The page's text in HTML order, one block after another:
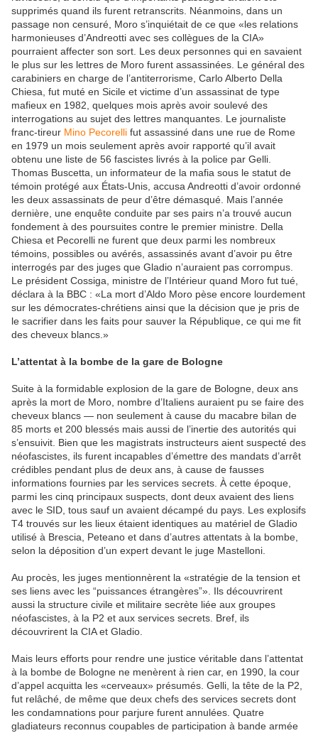
supprimés quand ils furent retranscrits. Néanmoins, dans un
passage non censuré, Moro s’inquiétait de ce que «les relations
harmonieuses d’Andreotti avec ses collègues de la CIA»
pourraient affecter son sort. Les deux personnes qui en savaient
le plus sur les lettres de Moro furent assassinées. Le général des
carabiniers en charge de l’antiterrorisme, Carlo Alberto Della
Chiesa, fut muté en Sicile et victime d’un assassinat de type
mafieux en 1982, quelques mois après avoir soulevé des
interrogations au sujet des lettres manquantes. Le journaliste
franc-tireur Mino Pecorelli fut assassiné dans une rue de Rome
en 1979 un mois seulement après avoir rapporté qu’il avait
obtenu une liste de 56 fascistes livrés à la police par Gelli.
Thomas Buscetta, un informateur de la mafia sous le statut de
témoin protégé aux États-Unis, accusa Andreotti d’avoir ordonné
les deux assassinats de peur d’être démasqué. Mais l’année
dernière, une enquête conduite par ses pairs n’a trouvé aucun
fondement à des poursuites contre le premier ministre. Della
Chiesa et Pecorelli ne furent que deux parmi les nombreux
témoins, possibles ou avérés, assassinés avant d’avoir pu être
interrogés par des juges que Gladio n’auraient pas corrompus.
Le président Cossiga, ministre de l’Intérieur quand Moro fut tué,
déclara à la BBC : «La mort d’Aldo Moro pèse encore lourdement
sur les démocrates-chrétiens ainsi que la décision que je pris de
le sacrifier dans les faits pour sauver la République, ce qui me fit
des cheveux blancs.»
L’attentat à la bombe de la gare de Bologne
Suite à la formidable explosion de la gare de Bologne, deux ans
après la mort de Moro, nombre d’Italiens auraient pu se faire des
cheveux blancs — non seulement à cause du macabre bilan de
85 morts et 200 blessés mais aussi de l’inertie des autorités qui
s’ensuivit. Bien que les magistrats instructeurs aient suspecté des
néofascistes, ils furent incapables d’émettre des mandats d’arrêt
crédibles pendant plus de deux ans, à cause de fausses
informations fournies par les services secrets. À cette époque,
parmi les cinq principaux suspects, dont deux avaient des liens
avec le SID, tous sauf un avaient décampé du pays. Les explosifs
T4 trouvés sur les lieux étaient identiques au matériel de Gladio
utilisé à Brescia, Peteano et dans d’autres attentats à la bombe,
selon la déposition d’un expert devant le juge Mastelloni.
Au procès, les juges mentionnèrent la «stratégie de la tension et
ses liens avec les “puissances étrangères”». Ils découvrirent
aussi la structure civile et militaire secrète liée aux groupes
néofascistes, à la P2 et aux services secrets. Bref, ils
découvrirent la CIA et Gladio.
Mais leurs efforts pour rendre une justice véritable dans l’attentat
à la bombe de Bologne ne menèrent à rien car, en 1990, la cour
d’appel acquitta les «cerveaux» présumés. Gelli, la tête de la P2,
fut relâché, de même que deux chefs des services secrets dont
les condamnations pour parjure furent annulées. Quatre
gladiateurs reconnus coupables de participation à bande armée